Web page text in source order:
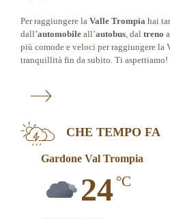
Per raggiungere la Valle Trompia hai
dall’automobileall’autobus, dal treno
più comode e veloci per raggiungere la
tranquillità fin da subito. Ti aspettiamo!
CHE TEMPO FA
Gardone Val Trompia
24 °C